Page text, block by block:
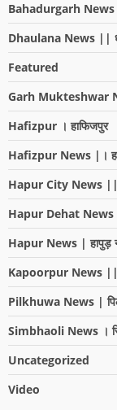
Bahadurgarh News
Dhaulana News ||
Featured
Garh Mukteshwar
Hafizpur । हाफिजपुर
Hafizpur News |।
Hapur City News ||
Hapur Dehat News
Hapur News | हापुड़
Kapoorpur News ||
Pilkhuwa News |
Simbhaoli News ।
Uncategorized
Video